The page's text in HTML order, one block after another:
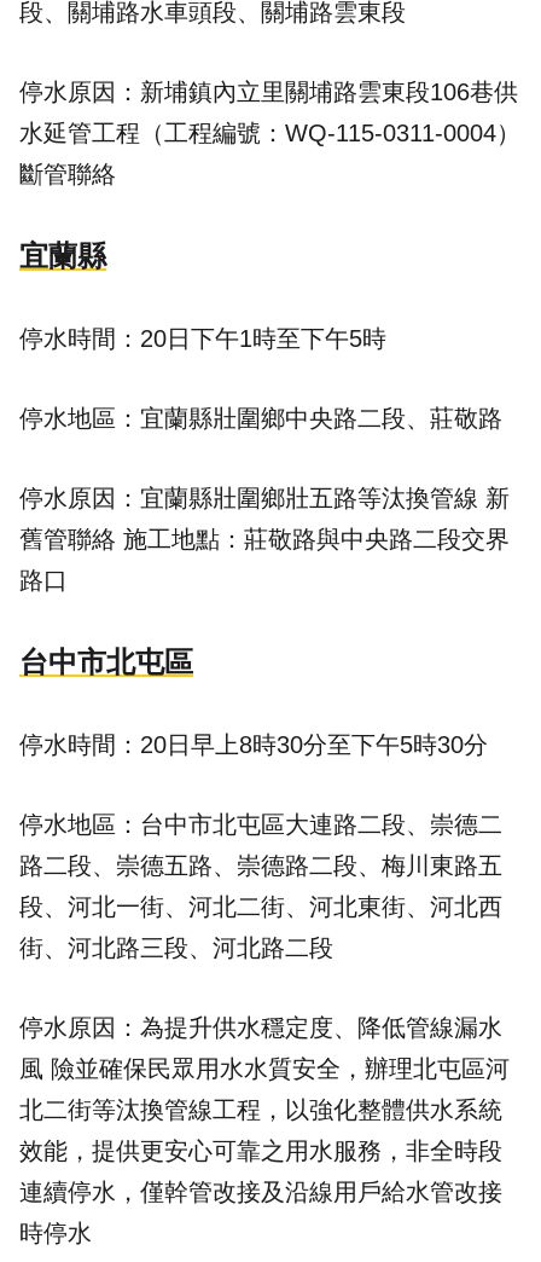
段、關埔路水車頭段、關埔路雲東段
停水原因：新埔鎮內立里關埔路雲東段106巷供
水延管工程（工程編號：WQ-115-0311-0004）
斷管聯絡
宜蘭縣
停水時間：20日下午1時至下午5時
停水地區：宜蘭縣壯圍鄉中央路二段、莊敬路
停水原因：宜蘭縣壯圍鄉壯五路等汰換管線 新
舊管聯絡 施工地點：莊敬路與中央路二段交界
路口
台中市北屯區
停水時間：20日早上8時30分至下午5時30分
停水地區：台中市北屯區大連路二段、崇德二
路二段、崇德五路、崇德路二段、梅川東路五
段、河北一街、河北二街、河北東街、河北西
街、河北路三段、河北路二段
停水原因：為提升供水穩定度、降低管線漏水
風 險並確保民眾用水水質安全，辦理北屯區河
北二街等汰換管線工程，以強化整體供水系統
效能，提供更安心可靠之用水服務，非全時段
連續停水，僅幹管改接及沿線用戶給水管改接
時停水